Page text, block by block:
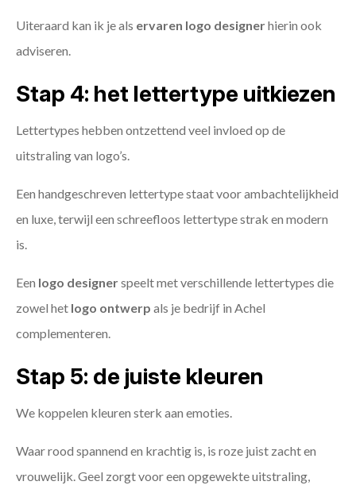
Uiteraard kan ik je als ervaren logo designerhierin ook
adviseren.
Stap 4: het lettertype uitkiezen
Lettertypes hebben ontzettend veel invloed op de
uitstraling van logo’s.
Een handgeschreven lettertype staat voor ambachtelijkheid
en luxe, terwijl een schreefloos lettertype strak en modern
is.
Een logo designerspeelt met verschillende lettertypes die
zowel het logo ontwerp als je bedrijf in Achel
complementeren.
Stap 5: de juiste kleuren
We koppelen kleuren sterk aan emoties.
Waar rood spannend en krachtig is, is roze juist zacht en
vrouwelijk. Geel zorgt voor een opgewekte uitstraling,